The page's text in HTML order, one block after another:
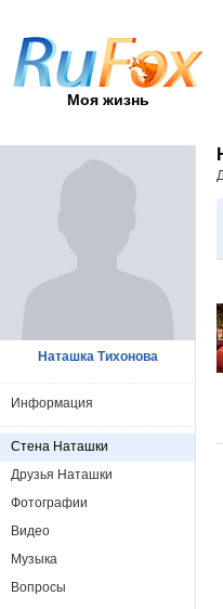
Моя жизнь
Наташка Тихонова
Информация
Стена Наташки
Друзья Наташки
Фотографии
Видео
Музыка
Вопросы